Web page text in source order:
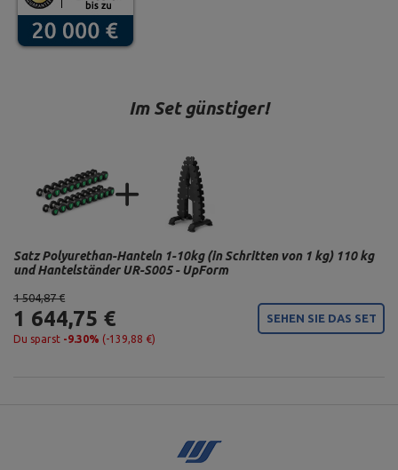
Im Set günstiger!
1 504,87 €
1 644,75 €
Du sparst -9.30% (-139,88 €)
SEHEN SIE DAS SET
Satz Polyurethan-Hanteln 1-10kg (in Schritten von 1 kg) 110 kg
und Hantelständer UR-S005 - UpForm